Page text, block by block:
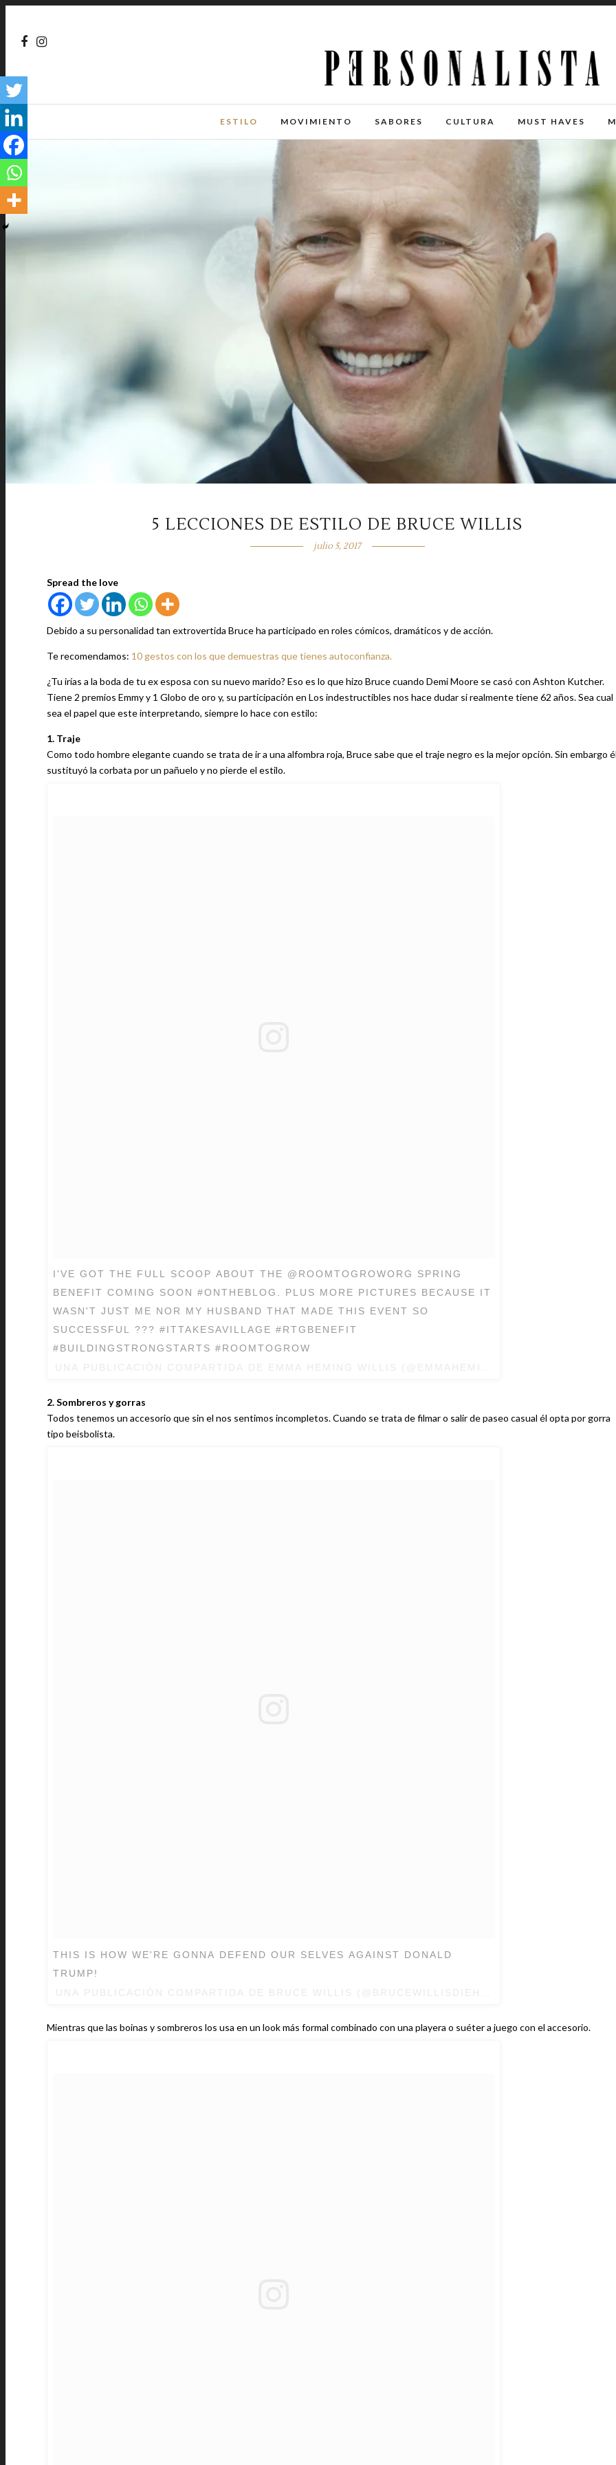
ESTILO MOVIMIENTO SABORES CULTURA MUST HAVES
5 LECCIONES DE ESTILO DE BRUCE WILLIS
julio 5, 2017
Spread the love
Debido a su personalidad tan extrovertida Bruce ha participado en roles cómicos, dramáticos y de acción.
Te recomendamos: 10 gestos con los que demuestras que tienes autoconfianza.
¿Tu irías a la boda de tu ex esposa con su nuevo marido? Eso es lo que hizo Bruce cuando Demi Moore se casó con Ashton Kutcher.
Tiene 2 premios Emmy y 1 Globo de oro y, su participación en Los indestructibles nos hace dudar si realmente tiene 62 años. Sea cual
sea el papel que este interpretando, siempre lo hace con estilo:
1. Traje
Como todo hombre elegante cuando se trata de ir a una alfombra roja, Bruce sabe que el traje negro es la mejor opción. Sin embargo él
sustituyó la corbata por un pañuelo y no pierde el estilo.
I'VE GOT THE FULL SCOOP ABOUT THE @ROOMTOGROWORG SPRING
BENEFIT COMING SOON #ONTHEBLOG. PLUS MORE PICTURES BECAUSE IT
WASN'T JUST ME NOR MY HUSBAND THAT MADE THIS EVENT SO
SUCCESSFUL ??? #ITTAKESAVILLAGE #RTGBENEFIT
#BUILDINGSTRONGSTARTS #ROOMTOGROW
2. Sombreros y gorras
Todos tenemos un accesorio que sin el nos sentimos incompletos. Cuando se trata de filmar o salir de paseo casual él opta por gorra
tipo beisbolista.
THIS IS HOW WE'RE GONNA DEFEND OUR SELVES AGAINST DONALD
TRUMP!
Mientras que las boinas y sombreros los usa en un look más formal combinado con una playera o suéter a juego con el accesorio.